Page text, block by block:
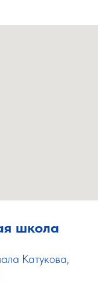
школа
Катукова,